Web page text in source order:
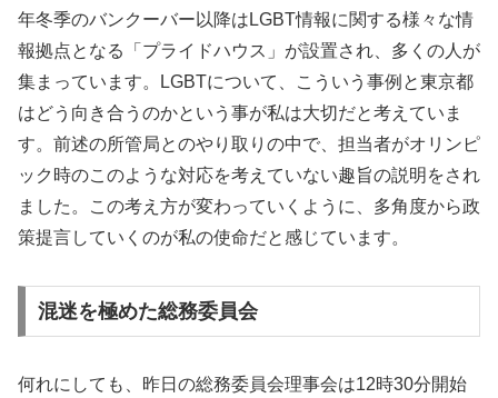
年冬季のバンクーバー以降はLGBT情報に関する様々な情
報拠点となる「プライドハウス」が設置され、多くの人が
集まっています。LGBTについて、こういう事例と東京都
はどう向き合うのかという事が私は大切だと考えていま
す。前述の所管局とのやり取りの中で、担当者がオリンピ
ック時のこのような対応を考えていない趣旨の説明をされ
ました。この考え方が変わっていくように、多角度から政
策提言していくのが私の使命だと感じています。
混迷を極めた総務委員会
何れにしても、昨日の総務委員会理事会は12時30分開始